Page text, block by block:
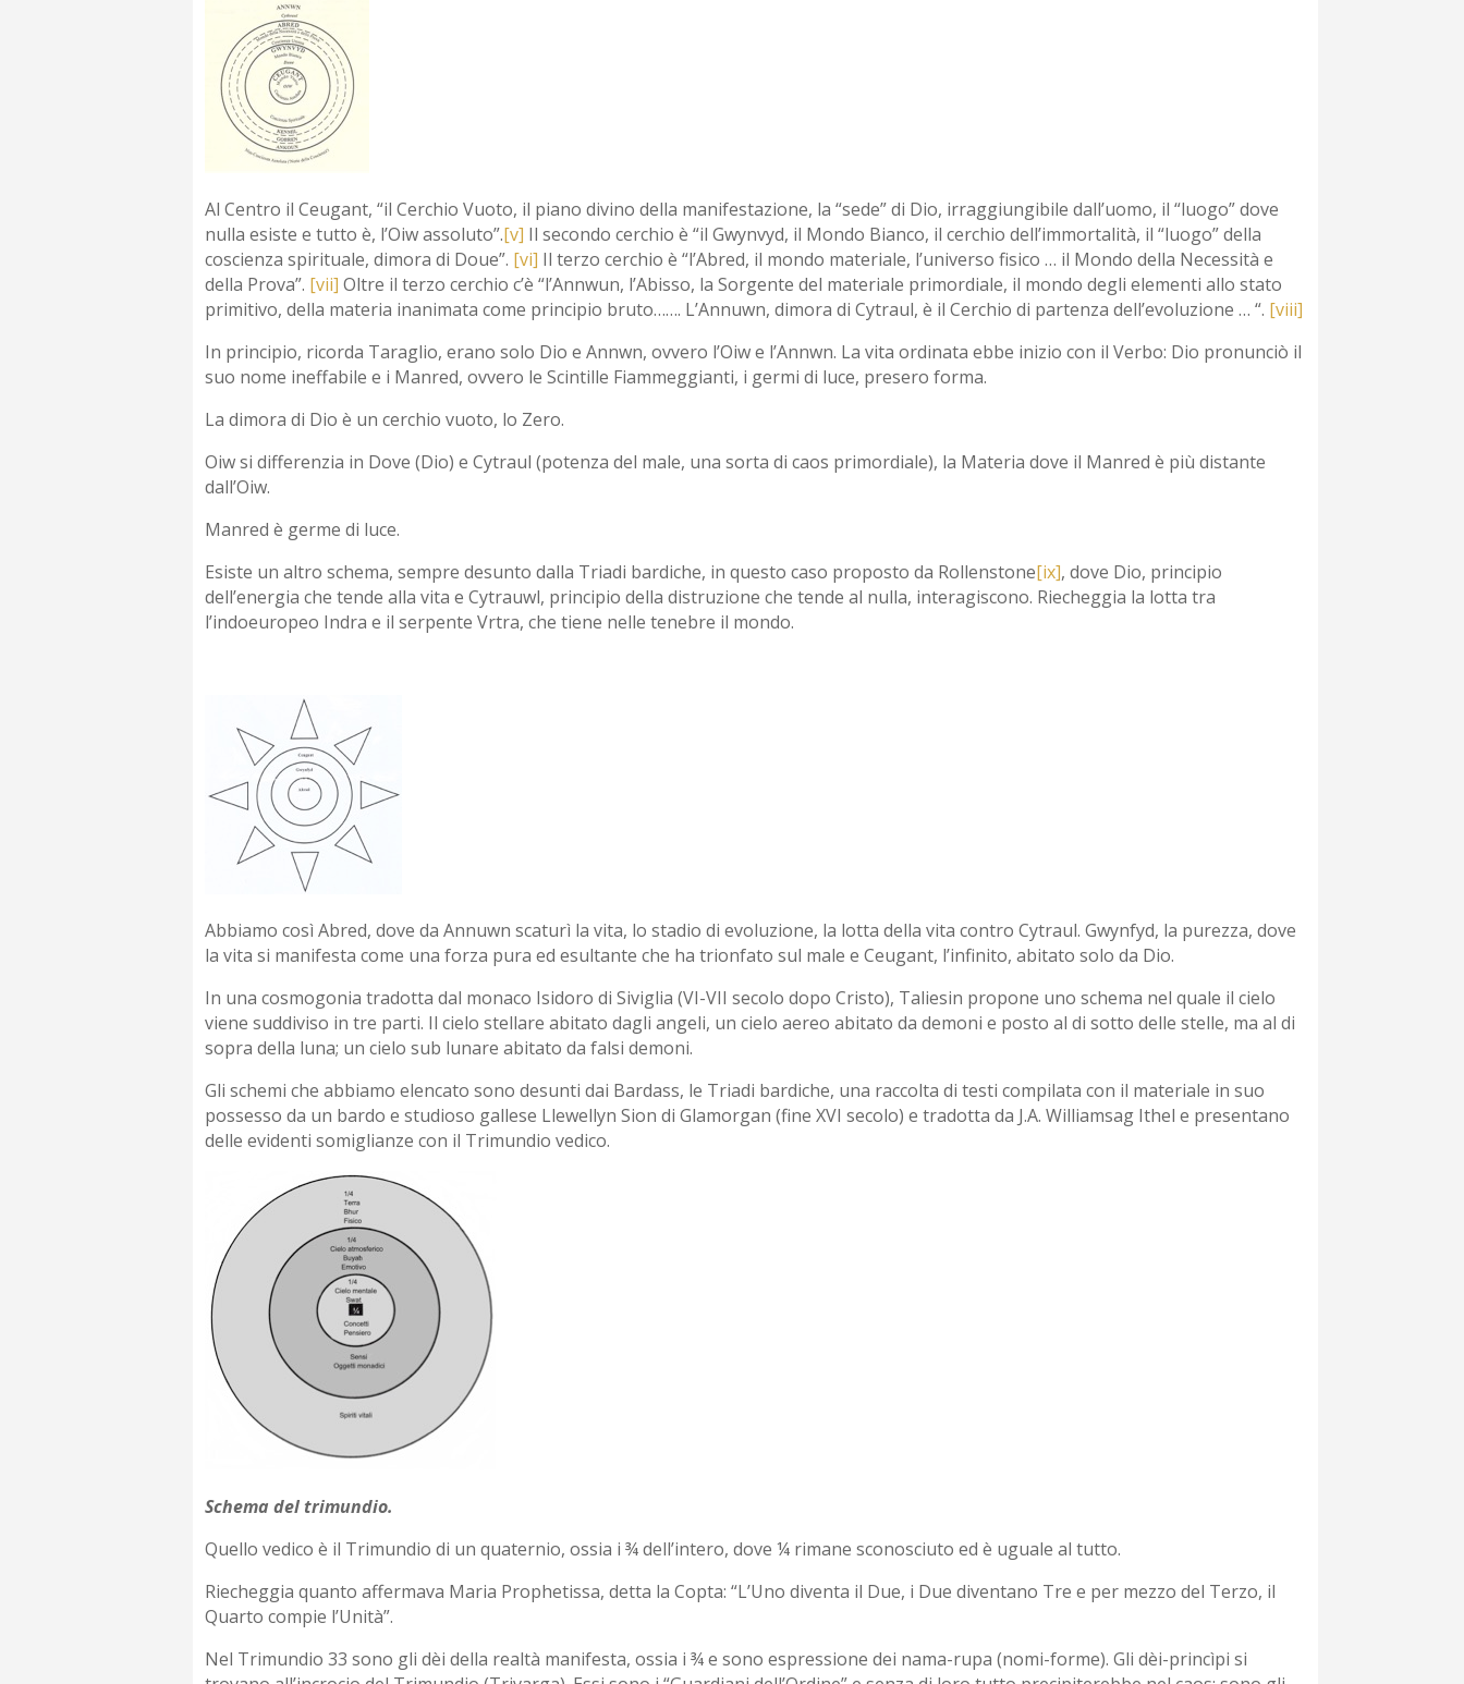
Al Centro il Ceugant, “il Cerchio Vuoto, il piano divino della manifestazione, la “sede” di Dio, irraggiungibile dall’uomo, il “luogo” dove
nulla esiste e tutto è, l’Oiw assoluto”.[v] Il secondo cerchio è “il Gwynvyd, il Mondo Bianco, il cerchio dell’immortalità, il “luogo” della
coscienza spirituale, dimora di Doue”. [vi] Il terzo cerchio è “l’Abred, il mondo materiale, l’universo fisico … il Mondo della Necessità e
della Prova”. [vii] Oltre il terzo cerchio c’è “l’Annwun, l’Abisso, la Sorgente del materiale primordiale, il mondo degli elementi allo stato
primitivo, della materia inanimata come principio bruto……. L’Annuwn, dimora di Cytraul, è il Cerchio di partenza dell’evoluzione … “. [viii]
In principio, ricorda Taraglio, erano solo Dio e Annwn, ovvero l’Oiw e l’Annwn. La vita ordinata ebbe inizio con il Verbo: Dio pronunciò il
suo nome ineffabile e i Manred, ovvero le Scintille Fiammeggianti, i germi di luce, presero forma.
La dimora di Dio è un cerchio vuoto, lo Zero.
Oiw si differenzia in Dove (Dio) e Cytraul (potenza del male, una sorta di caos primordiale), la Materia dove il Manred è più distante
dall’Oiw.
Manred è germe di luce.
Esiste un altro schema, sempre desunto dalla Triadi bardiche, in questo caso proposto da Rollenstone[ix], dove Dio, principio
dell’energia che tende alla vita e Cytrauwl, principio della distruzione che tende al nulla, interagiscono. Riecheggia la lotta tra
l’indoeuropeo Indra e il serpente Vrtra, che tiene nelle tenebre il mondo.
Abbiamo così Abred, dove da Annuwn scaturì la vita, lo stadio di evoluzione, la lotta della vita contro Cytraul. Gwynfyd, la purezza, dove
la vita si manifesta come una forza pura ed esultante che ha trionfato sul male e Ceugant, l’infinito, abitato solo da Dio.
In una cosmogonia tradotta dal monaco Isidoro di Siviglia (VI-VII secolo dopo Cristo), Taliesin propone uno schema nel quale il cielo
viene suddiviso in tre parti. Il cielo stellare abitato dagli angeli, un cielo aereo abitato da demoni e posto al di sotto delle stelle, ma al di
sopra della luna; un cielo sub lunare abitato da falsi demoni.
Gli schemi che abbiamo elencato sono desunti dai Bardass, le Triadi bardiche, una raccolta di testi compilata con il materiale in suo
possesso da un bardo e studioso gallese Llewellyn Sion di Glamorgan (fine XVI secolo) e tradotta da J.A. Williamsag Ithel e presentano
delle evidenti somiglianze con il Trimundio vedico.
Schema del trimundio.
Quello vedico è il Trimundio di un quaternio, ossia i ¾ dell’intero, dove ¼ rimane sconosciuto ed è uguale al tutto.
Riecheggia quanto affermava Maria Prophetissa, detta la Copta: “L’Uno diventa il Due, i Due diventano Tre e per mezzo del Terzo, il
Quarto compie l’Unità”.
Nel Trimundio 33 sono gli dèi della realtà manifesta, ossia i ¾ e sono espressione dei nama-rupa (nomi-forme). Gli dèi-princìpi si